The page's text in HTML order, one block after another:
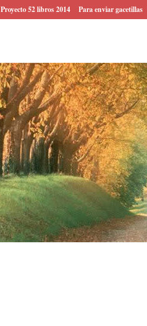
Proyecto 52 libros 2014 Para enviar gacetillas